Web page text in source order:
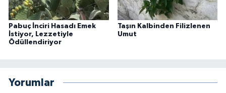
Pabuç İnciri Hasadı Emek
İstiyor, Lezzetiyle
Ödüllendiriyor
Taşın Kalbinden Filizlenen
Umut
Yorumlar